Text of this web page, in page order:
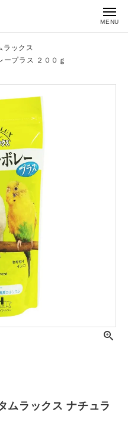
MENU
ラックス
ープラス ２００ｇ
ムラックス ナチュラ